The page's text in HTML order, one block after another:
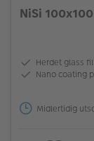
NiSi
Herdet glass
Nano coating
Midlertidig